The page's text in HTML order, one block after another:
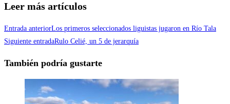
Leer más artículos
Entrada anteriorLos primeros seleccionados liguistas jugaron en Río Tala
Siguiente entradaRulo Celié, un 5 de jerarquía
También podría gustarte